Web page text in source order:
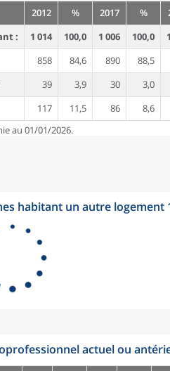
2012 % 2017 %
:
1 014 100,0 1 006 100,0
858 84,6 890
88,5
39 3,9 30
3,0
117 11,5 86
8,6
au 01/01/2026.
habitant un autre logement
actuel ou